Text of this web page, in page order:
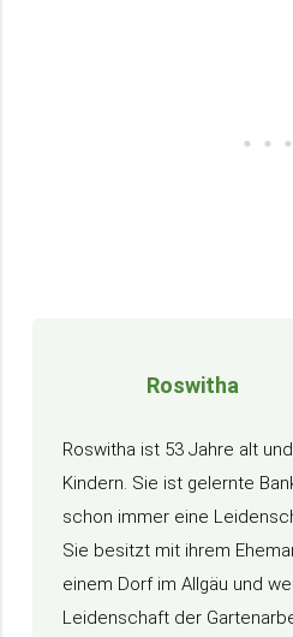
Roswitha
Roswitha ist 53 Jahre alt
Kindern. Sie ist gelernte
schon immer eine
Sie besitzt mit ihrem
einem Dorf im Allgäu und
Leidenschaft der